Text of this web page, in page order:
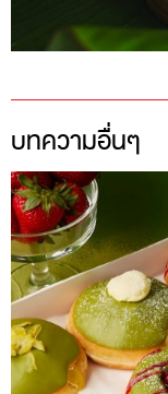
บทความอื่นๆ